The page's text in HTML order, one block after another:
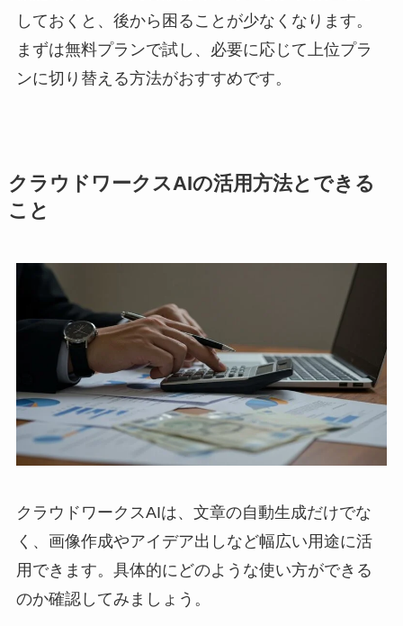
しておくと、後から困ることが少なくなります。
まずは無料プランで試し、必要に応じて上位プラ
ンに切り替える方法がおすすめです。
クラウドワークスAIの活用方法とできる
こと
クラウドワークスAIは、文章の自動生成だけでな
く、画像作成やアイデア出しなど幅広い用途に活
用できます。具体的にどのような使い方ができる
のか確認してみましょう。